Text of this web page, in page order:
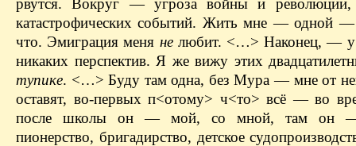
рвутся. Вокруг — угроза войны и
катастрофических событий. Жить мне — одной —
что. Эмиграция меня нелюбит. <…> Наконец, — у
никаких перспектив. Я же вижу этих
тупике. <…> Буду там одна, без Мура — мне от
оставят, во-первых п<отому> ч<то> всё — во
после школы он — мой, со мной, там он
пионерство, бригадирство, детское